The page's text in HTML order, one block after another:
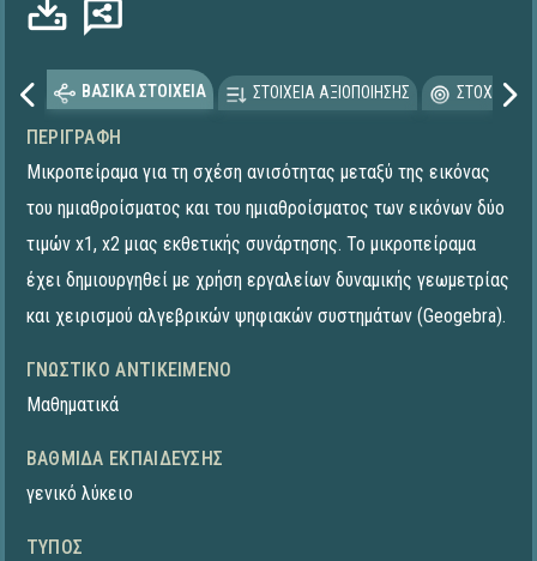
ΒΑΣΙΚΑ ΣΤΟΙΧΕΙΑ ΣΤΟΙΧΕΙΑ ΑΞΙΟΠΟΙΗΣΗΣ
ΠΕΡΙΓΡΑΦΉ
Μικροπείραμα για τη σχέση ανισότητας μεταξύ της εικόνας
του ημιαθροίσματος και του ημιαθροίσματος των εικόνων δύο
τιμών x1, x2 μιας εκθετικής συνάρτησης. To μικροπείραμα
έχει δημιουργηθεί με χρήση εργαλείων δυναμικής γεωμετρίας
και χειρισμού αλγεβρικών ψηφιακών συστημάτων (Geogebra).
ΓΝΩΣΤΙΚΌ ΑΝΤΙΚΕΊΜΕΝΟ
Μαθηματικά
ΒΑΘΜΊΔΑ ΕΚΠΑΊΔΕΥΣΗΣ
γενικό λύκειο
ΤΎΠΟΣ